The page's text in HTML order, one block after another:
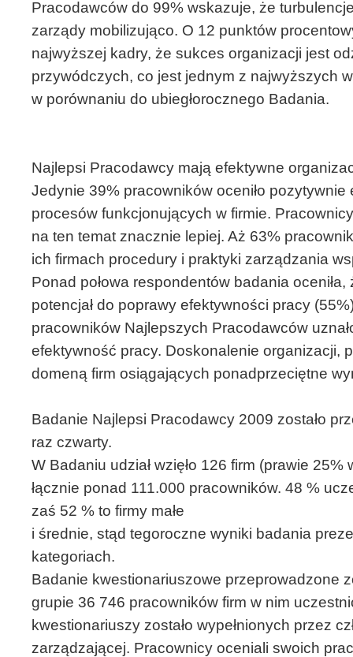
Pracodawców do 99% wskazuje, że
zarządy mobilizująco. O 12 punktów
najwyższej kadry, że sukces organizacji jest
przywódczych, co jest jednym z najwyższych
w porównaniu do ubiegłorocznego Badania.
Najlepsi Pracodawcy mają efektywne
Jedynie 39% pracowników oceniło
procesów funkcjonujących w firmie.
na ten temat znacznie lepiej. Aż 63%
ich firmach procedury i praktyki zarządzania
Ponad połowa respondentów badania
potencjał do poprawy efektywności pracy
pracowników Najlepszych Pracodawców
efektywność pracy. Doskonalenie organizacji,
domeną firm osiągających ponadprzeciętne
Badanie Najlepsi Pracodawcy 2009 zostało
raz czwarty.
W Badaniu udział wzięło 126 firm (prawie 25%
łącznie ponad 111.000 pracowników. 48 %
zaś 52 % to firmy małe
i średnie, stąd tegoroczne wyniki badania
kategoriach.
Badanie kwestionariuszowe przeprowadzone
grupie 36 746 pracowników firm w nim
kwestionariuszy zostało wypełnionych przez
zarządzającej. Pracownicy oceniali swoich